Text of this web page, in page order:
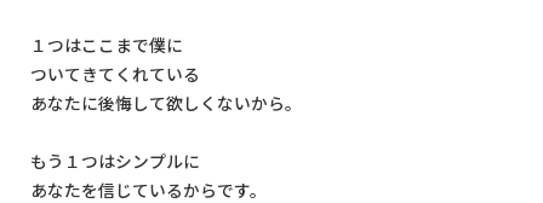
１つはここまで僕に
ついてきてくれている
あなたに後悔して欲しくないから。
もう１つはシンプルに
あなたを信じているからです。